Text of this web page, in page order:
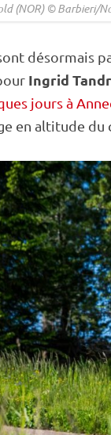
(NOR) © Barbieri/
désormais
Ingrid
jours à
en altitude du